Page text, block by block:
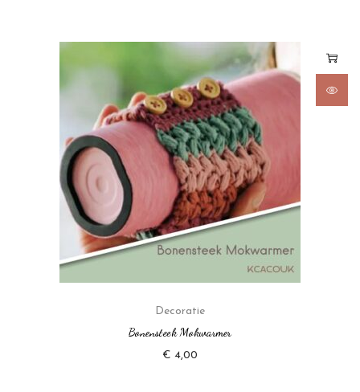
Decoratie
Bonensteek Mokwarmer
€ 4,00